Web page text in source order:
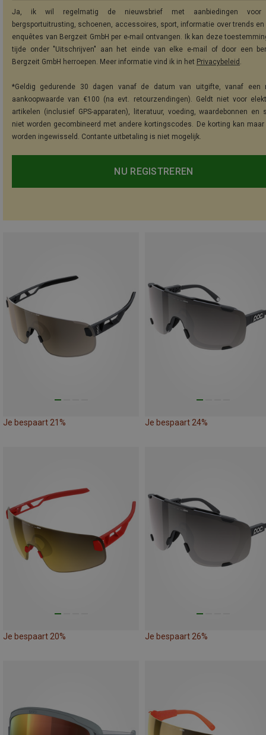
Ja, ik wil regelmatig de nieuwsbrief met aanbiedingen voor
bergsportuitrusting, schoenen, accessoires, sport, informatie over trends
enquêtes van Bergzeit GmbH per e-mail ontvangen. Ik kan deze
tijde onder "Uitschrijven" aan het einde van elke e-mail of door een
Bergzeit GmbH herroepen. Meer informatie vind ik in het Privacybeleid .
*Geldig gedurende 30 dagen vanaf de datum van uitgifte, vanaf een
aankoopwaarde van €100 (na evt. retourzendingen). Geldt niet voor
artikelen (inclusief GPS-apparaten), literatuur, voeding, waardebonnen en
niet worden gecombineerd met andere kortingscodes. De korting kan maar
worden ingewisseld. Contante uitbetaling is niet mogelijk.
NU REGISTREREN
Je bespaart 21% Je bespaart 24%
Je bespaart 20% Je bespaart 26%